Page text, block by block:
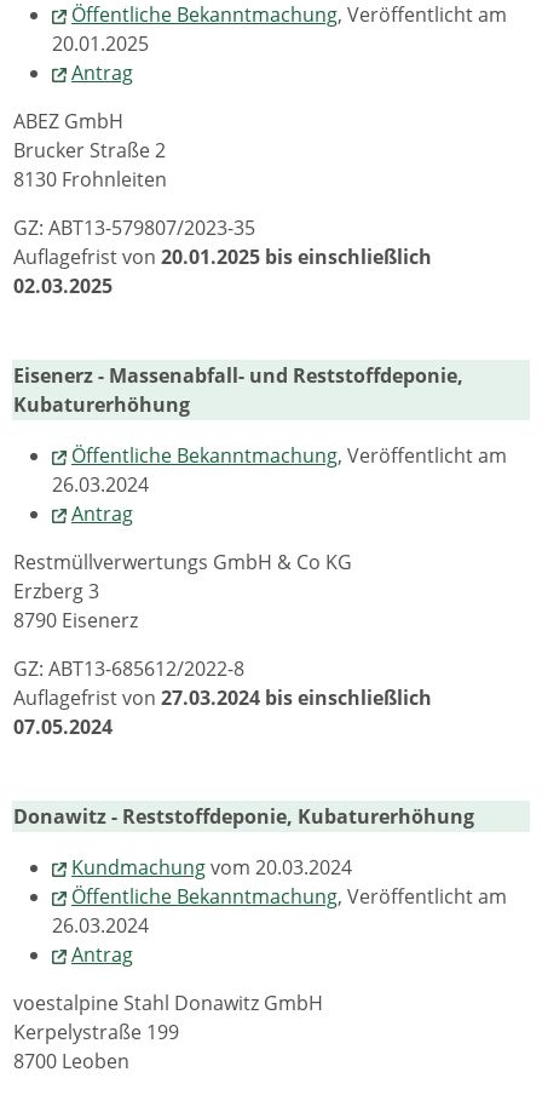
Öffentliche Bekanntmachung, Veröffentlicht am
20.01.2025
Antrag
ABEZ GmbH
Brucker Straße 2
8130 Frohnleiten
GZ: ABT13-579807/2023-35
Auflagefrist von 20.01.2025 bis einschließlich
02.03.2025
Eisenerz - Massenabfall- und Reststoffdeponie,
Kubaturerhöhung
Öffentliche Bekanntmachung, Veröffentlicht am
26.03.2024
Antrag
Restmüllverwertungs GmbH & Co KG
Erzberg 3
8790 Eisenerz
GZ: ABT13-685612/2022-8
Auflagefrist von 27.03.2024 bis einschließlich
07.05.2024
Donawitz - Reststoffdeponie, Kubaturerhöhung
Kundmachungvom 20.03.2024
Öffentliche Bekanntmachung, Veröffentlicht am
26.03.2024
Antrag
voestalpine Stahl Donawitz GmbH
Kerpelystraße 199
8700 Leoben